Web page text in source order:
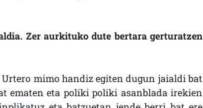
Zer aurkituko dute bertara gerturatzen
mimo handiz egiten dugun jaialdi bat
ematen eta poliki poliki asanblada irekien